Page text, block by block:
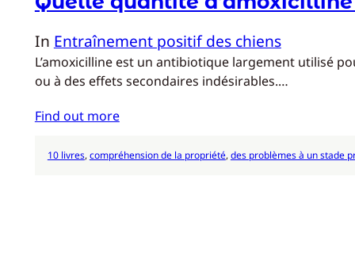
In Entraînement positif des chiens
L’amoxicilline est un antibiotique largement utilisé
ou à des effets secondaires indésirables.…
Find out more
10 livres, compréhension de la propriété, des problèmes à un stade